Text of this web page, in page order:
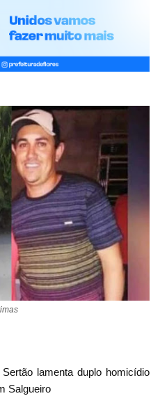
lamenta duplo homicídio
Salgueiro